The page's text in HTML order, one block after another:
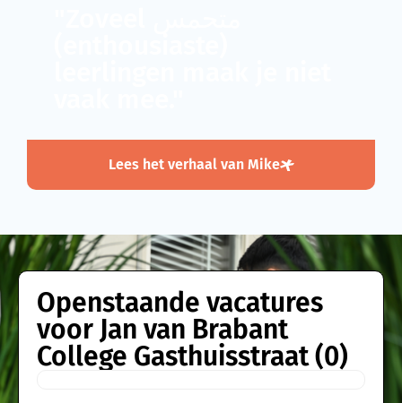
Lees het verhaal van Mike
Openstaande vacatures
voor Jan van Brabant
College Gasthuisstraat (0)